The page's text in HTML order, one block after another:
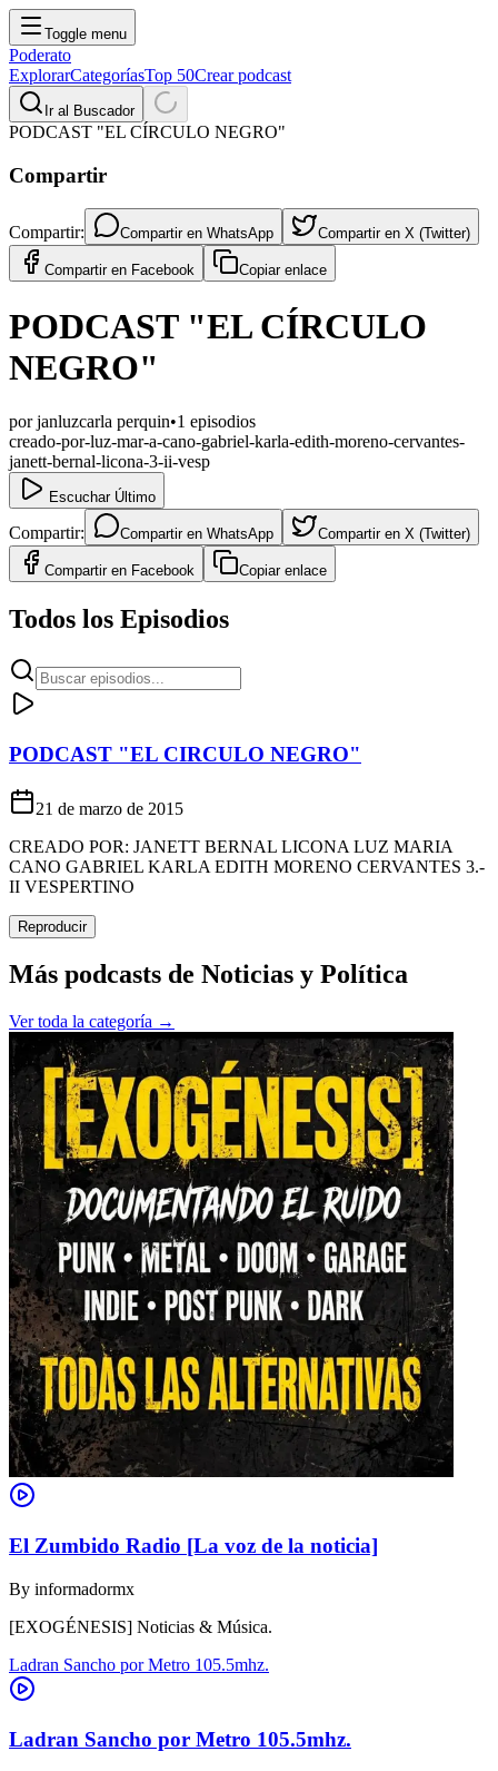
Toggle menu
Poderato
ExplorarCategoríasTop 50Crear podcast
Ir al Buscador
PODCAST "EL CÍRCULO NEGRO"
Compartir
Compartir: Compartir en WhatsApp Compartir en X (Twitter)
Compartir en Facebook Copiar enlace
PODCAST "EL CÍRCULO
NEGRO"
porjanluzcarla perquin•1 episodios
creado-por-luz-mar-a-cano-gabriel-karla-edith-moreno-cervantes-
janett-bernal-licona-3-ii-vesp
Escuchar Último
Compartir: Compartir en WhatsApp Compartir en X (Twitter)
Compartir en Facebook Copiar enlace
Todos los Episodios
PODCAST "EL CIRCULO NEGRO"
21 de marzo de 2015
CREADO POR: JANETT BERNAL LICONA LUZ MARIA
CANO GABRIEL KARLA EDITH MORENO CERVANTES 3.-
II VESPERTINO
Reproducir
Más podcasts de Noticias y Política
Ver toda la categoría →
El Zumbido Radio [La voz de la noticia]
By informadormx
[EXOGÉNESIS] Noticias & Música.
Ladran Sancho por Metro 105.5mhz.
Ladran Sancho por Metro 105.5mhz.